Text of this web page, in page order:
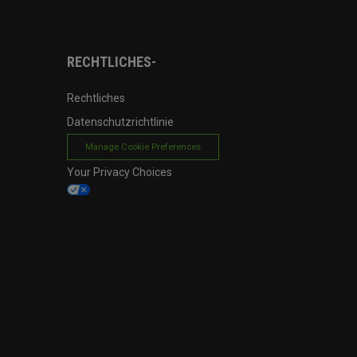
RECHTLICHES-
Rechtliches
Datenschutzrichtlinie
Manage Cookie Preferences
Your Privacy Choices